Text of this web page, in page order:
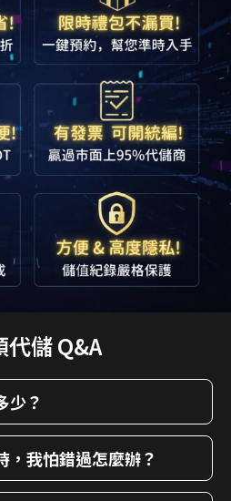
代儲 Q&A
少？
，我怕錯過怎麼辦？